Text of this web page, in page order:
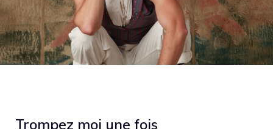
Trompez moi une fois